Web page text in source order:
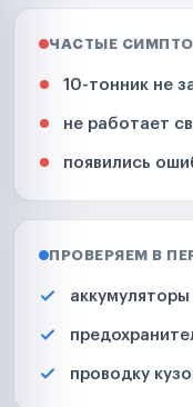
ЧАСТЫЕ
10-тонник не
не работает
появились
ПРОВЕРЯЕМ В
проводку